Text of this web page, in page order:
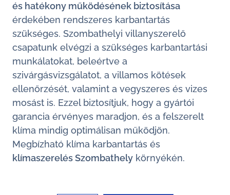
és hatékony működésének biztosítása
érdekében rendszeres karbantartás
szükséges. Szombathelyi villanyszerelő
csapatunk elvégzi a szükséges karbantartási
munkálatokat, beleértve a
szivárgásvizsgálatot, a villamos kötések
ellenőrzését, valamint a vegyszeres és vizes
mosást is. Ezzel biztosítjuk, hogy a gyártói
garancia érvényes maradjon, és a felszerelt
klíma mindig optimálisan működjön.
Megbízható klíma karbantartás és
klímaszerelés Szombathely környékén.